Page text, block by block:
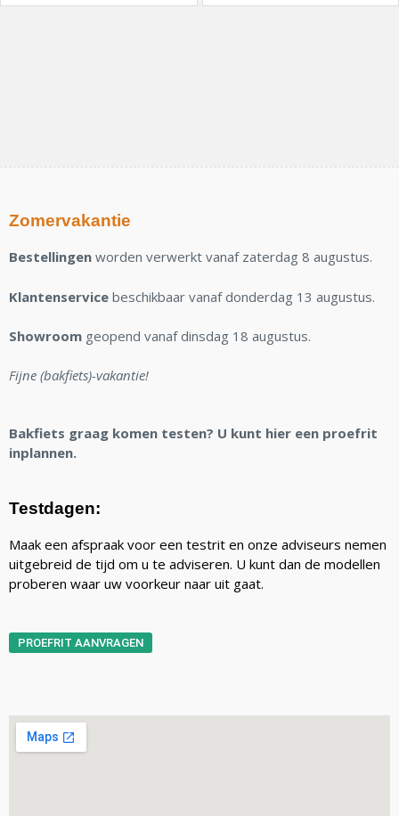
Zomervakantie
Bestellingen worden verwerkt vanaf zaterdag 8 augustus.
Klantenservice beschikbaar vanaf donderdag 13 augustus.
Showroom geopend vanaf dinsdag 18 augustus.
Fijne (bakfiets)-vakantie!
Bakfiets graag komen testen? U kunt hier een proefrit
inplannen.
Testdagen:
Maak een afspraak voor een testrit en onze adviseurs nemen
uitgebreid de tijd om u te adviseren. U kunt dan de modellen
proberen waar uw voorkeur naar uit gaat.
PROEFRIT AANVRAGEN